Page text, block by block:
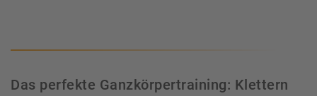
Das perfekte Ganzkörpertraining: Klettern